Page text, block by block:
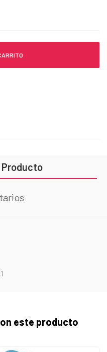
Producto
este producto